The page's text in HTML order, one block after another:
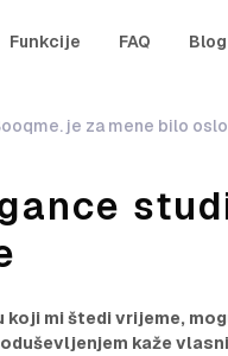
Funkcije FAQ Blog
je za mene bilo
mi štedi vrijeme,
oduševljenjem kaže